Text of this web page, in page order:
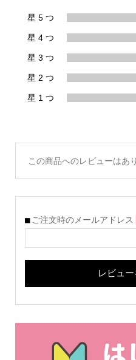
星 5 つ
星 4 つ
星 3 つ
星 2 つ
星 1 つ
この商品へのレビューはあ
ご注文時のメールアドレス
レビュー